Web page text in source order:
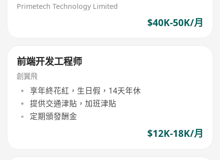
Primetech Technology Limited
$40K-50K/月
前端开发工程师
創翼飛
享年終花紅，生日假，14天年休
提供交通津貼，加班津貼
定期頒發酬金
$12K-18K/月